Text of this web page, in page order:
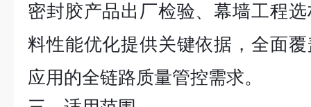
密封胶产品出厂检验、幕墙工程
料性能优化提供关键依据，全面
应用的全链路质量管控需求。